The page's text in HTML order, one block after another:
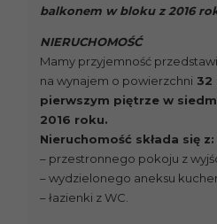
balkonem w bloku z 2016
NIERUCHOMOŚĆ
Mamy przyjemność
na wynajem o powierzchni 32
pierwszym piętrze w
2016 roku.
Nieruchomość składa się z:
– przestronnego pokoju z
– wydzielonego aneksu
– łazienki z WC.